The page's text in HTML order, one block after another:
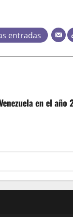
entradas
en el año